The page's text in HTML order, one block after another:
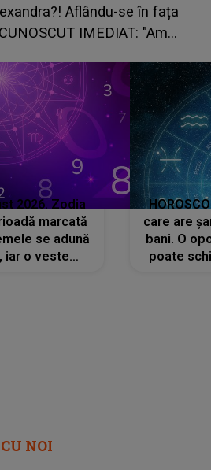
pierderi semnificative și îi
cap
2026. Zodia
marcată
se adună
iar o veste
care are
bani. O
poate
NOI